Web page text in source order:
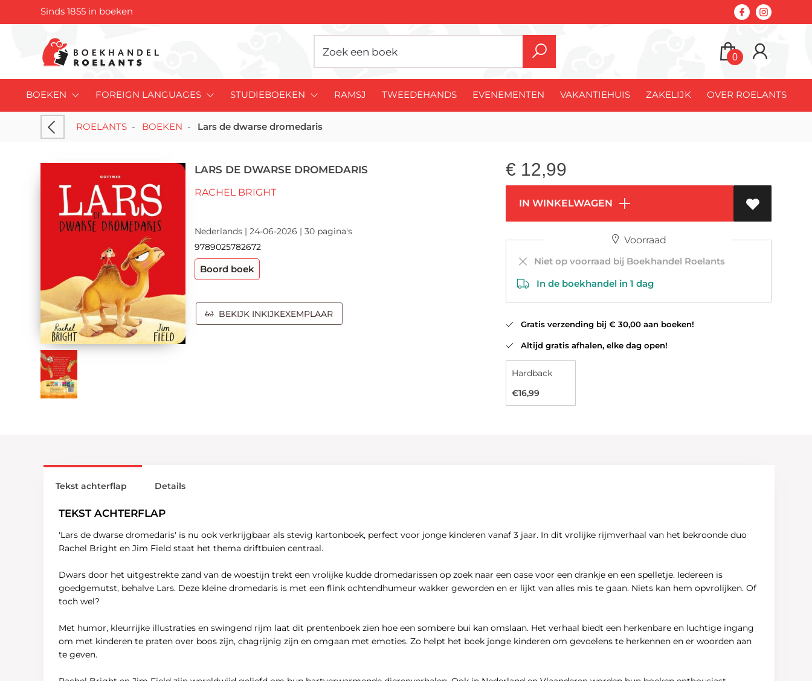
Sinds 1855 in boeken
0
BOEKEN FOREIGN LANGUAGES STUDIEBOEKEN RAMSJ TWEEDEHANDS EVENEMENTEN VAKANTIEHUIS ZAKELIJK OVER ROELANTS
ROELANTS - BOEKEN - Lars de dwarse dromedaris
LARS DE DWARSE DROMEDARIS
RACHEL BRIGHT
Nederlands | 24-06-2026 | 30 pagina's
9789025782672
Boord boek
BEKIJK INKIJKEXEMPLAAR
€ 12,99
IN WINKELWAGEN
Voorraad
Niet op voorraad bij Boekhandel Roelants
In de boekhandel in 1 dag
Gratis verzending bij € 30,00 aan boeken!
Altijd gratis afhalen, elke dag open!
Hardback
€16,99
Tekst achterflap
TEKST ACHTERFLAP
'Lars de dwarse dromedaris' is nu ook verkrijgbaar als stevig kartonboek, perfect voor jonge kinderen vanaf 3 jaar. In dit vrolijke rijmverhaal van het bekroonde duo
Rachel Bright en Jim Field staat het thema driftbuien centraal.
Dwars door het uitgestrekte zand van de woestijn trekt een vrolijke kudde dromedarissen op zoek naar een oase voor een drankje en een spelletje. Iedereen is
goedgemutst, behalve Lars. Deze kleine dromedaris is met een flink ochtendhumeur wakker geworden en er lijkt van alles mis te gaan. Niets kan hem opvrolijken. Of
toch wel?
Met humor, kleurrijke illustraties en swingend rijm laat dit prentenboek zien hoe een sombere bui kan omslaan. Het verhaal biedt een herkenbare en luchtige ingang
om met kinderen te praten over boos zijn, chagrijnig zijn en omgaan met emoties. Zo helpt het boek jonge kinderen om gevoelens te herkennen en er woorden aan
te geven.
Details